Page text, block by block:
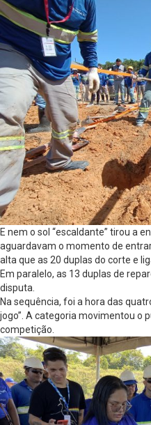
E nem o sol “escaldante” tirou a
aguardavam o momento de
alta que as 20 duplas do corte e
Em paralelo, as 13 duplas de
disputa.
Na sequência, foi a hora das
jogo”. A categoria movimentou o
competição.